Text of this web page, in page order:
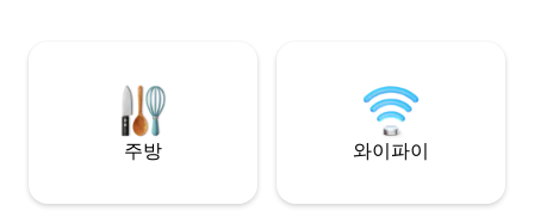
주방 와이파이